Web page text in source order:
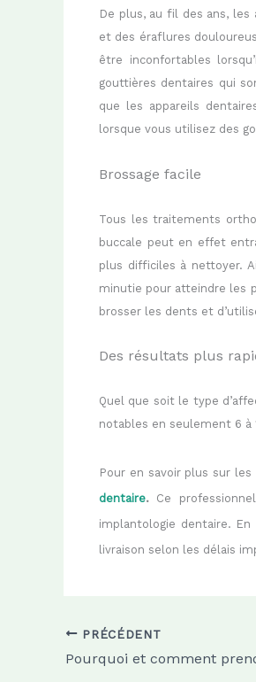
De plus, au fil des ans,
et des éraflures
être inconfortables
gouttières dentaires qui
que les appareils
lorsque vous utilisez des
Brossage facile
Tous les traitements
buccale peut en effet
plus difficiles à nettoyer.
minutie pour atteindre les
brosser les dents et
Des résultats plus
Quel que soit le type
notables en seulement 6
Pour en savoir plus sur l es
dentaire. Ce
implantologie dentaire.
livraison selon les délais
PRÉCÉDENT